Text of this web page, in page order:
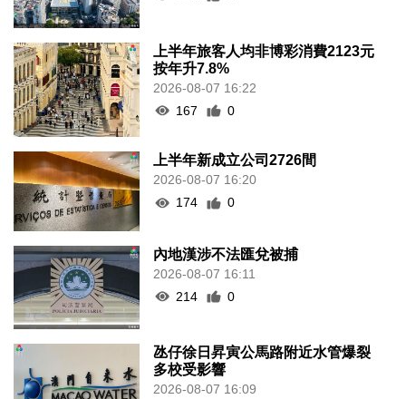
上半年旅客人均非博彩消費2123元
按年升7.8%
2026-08-07 16:22
167
0
上半年新成立公司2726間
2026-08-07 16:20
174
0
內地漢涉不法匯兌被捕
2026-08-07 16:11
214
0
氹仔徐日昇寅公馬路附近水管爆裂
多校受影響
2026-08-07 16:09